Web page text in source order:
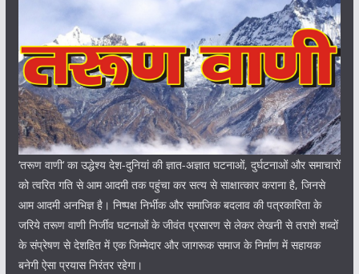
‘तरूण वाणी‘ का उद्धेश्य देश-दुनियां की ज्ञात-अज्ञात घटनाओं, दुर्घटनाओं और समाचारों
को त्वरित गति से आम आदमी तक पहुंचा कर सत्य से साक्षात्कार कराना है, जिनसे
आम आदमी अनभिज्ञ है। निष्पक्ष निर्भीक और समाजिक बदलाव की पत्रकारिता के
जरिये तरूण वाणी निर्जीव घटनाओं के जीवंत प्रसारण से लेकर लेखनी से तराशे शब्दों
के संप्रेषण से देशहित में एक जिम्मेदार और जागरूक समाज के निर्माण में सहायक
बनेगी ऐसा प्रयास निरंतर रहेगा।